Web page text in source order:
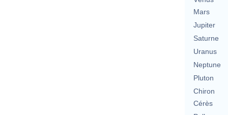
Mars
Jupiter
Saturne
Uranus
Neptune
Pluton
Chiron
Cérès